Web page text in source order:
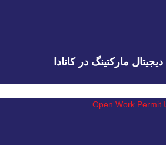
مارکتینگ در کانادا